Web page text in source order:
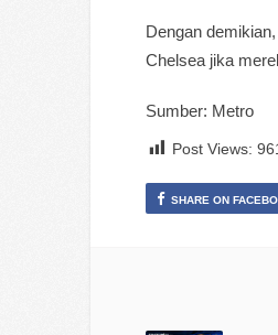
Dengan
Chelsea jika
Sumber: Metro
Post Views:
SHARE ON